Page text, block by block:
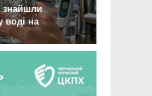
знайшли
воді на